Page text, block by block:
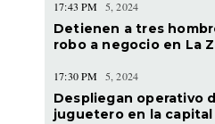
17:43 PM 5, 2024
Detienen a tres
robo a negocio en La
17:30 PM 5, 2024
Despliegan operativo
juguetero en la